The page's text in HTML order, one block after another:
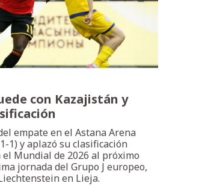
con Kazajistán y
empate en el Astana Arena
1) y aplazó su clasificación
Mundial de 2026 al próximo
jornada del Grupo J europeo,
en Lieja.